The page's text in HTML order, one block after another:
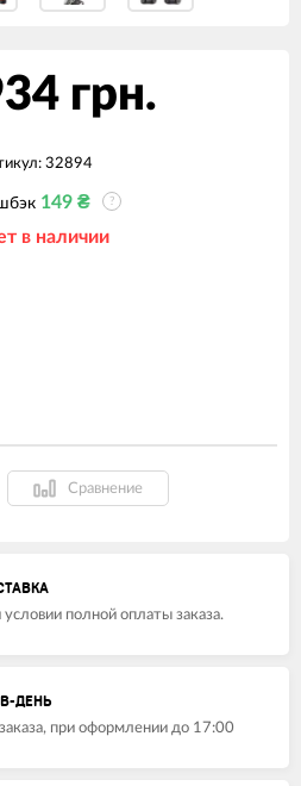
грн.
32894
149 ₴ ?
в наличии
Сравнение
полной оплаты заказа.
ДЕНЬ
при оформлении до 17:00